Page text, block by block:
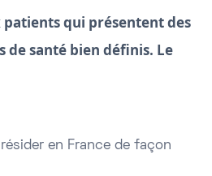
qui présentent des
de santé bien définis. Le
en France de façon